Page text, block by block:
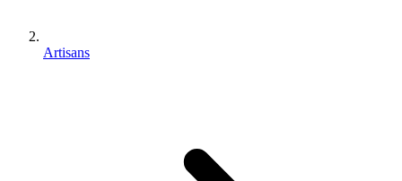
Artisans